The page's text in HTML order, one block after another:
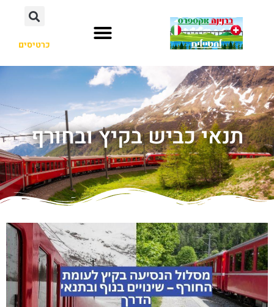
כרטיסים
תנאי כביש בקיץ ובחורף